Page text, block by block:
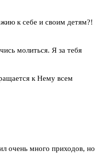
к себе и своим детям?!
молиться. Я за тебя
к Нему всем
очень много приходов, но